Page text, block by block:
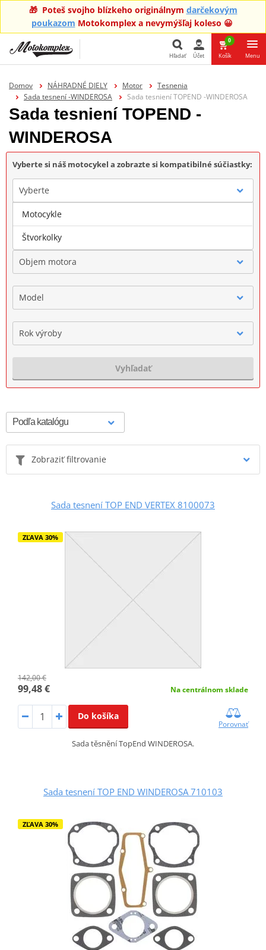
🎁 Poteš svojho blízkeho originálnym darčekovým
poukazom Motokomplex a nevymýšľaj koleso 😀
Hľadať Účet
0
Košík Menu
Domov NÁHRADNÉ DIELY Motor
Tesnenia
Sada tesnení -WINDEROSA
Sada tesniení TOPEND -WINDEROSA
Sada tesniení TOPEND -
WINDEROSA
Vyberte si náš motocykel a zobrazte si kompatibilné súčiastky:
Vyberte
Značka
Objem motora
Model
Rok výroby
Vyhľadať
Zobraziť filtrovanie
Sada tesnení TOP END VERTEX 8100073
ZĽAVA 30%
142,00 €
99,48 € Na centrálnom sklade
Do košíka
Porovnať
Sada těsnění TopEnd WINDEROSA.
Sada tesnení TOP END WINDEROSA 710103
ZĽAVA 30%
Motocykle
Štvorkolky